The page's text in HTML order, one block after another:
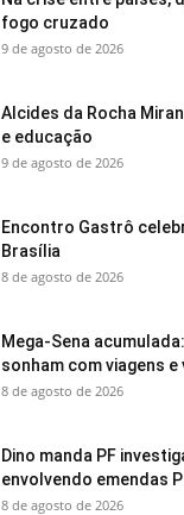
fogo cruzado
9 de agosto de 2026
Alcides da Rocha
e educação
9 de agosto de 2026
Encontro Gastrô
Brasília
8 de agosto de 2026
Mega-Sena
sonham com viagens
8 de agosto de 2026
Dino manda PF
envolvendo emendas
8 de agosto de 2026